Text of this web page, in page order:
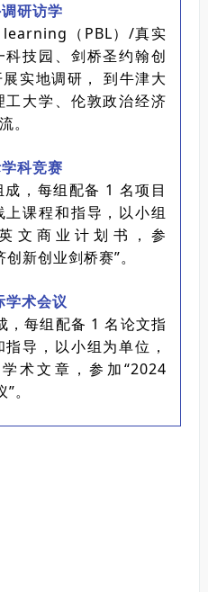
研访学
（PBL）/真实
技园、剑桥圣约翰创
实地调研， 到牛津大
大学、伦敦政治经济
。
科竞赛
，每组配备 1 名项目
课程和指导，以小组
文商业计划书，参
新创业剑桥赛”。
术会议
，每组配备 1 名论文指
导，以小组为单位，
术文章，参加“2024
。